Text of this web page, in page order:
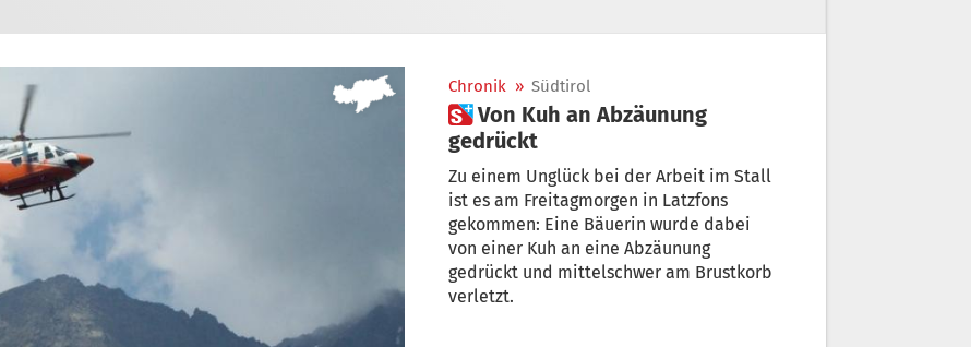
Chronik » Südtirol
 Von Kuh an Abzäunung
gedrückt
Zu einem Unglück bei der Arbeit im Stall
ist es am Freitagmorgen in Latzfons
gekommen: Eine Bäuerin wurde dabei
von einer Kuh an eine Abzäunung
gedrückt und mittelschwer am Brustkorb
verletzt.